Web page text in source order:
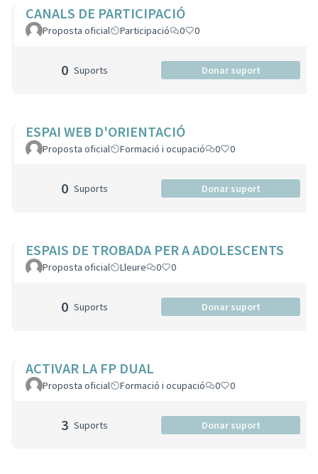
CANALS DE PARTICIPACIÓ
Proposta oficial Participació 0 0
0 Suports Donar suport
ESPAI WEB D'ORIENTACIÓ
Proposta oficial Formació i ocupació 0 0
0 Suports Donar suport
ESPAIS DE TROBADA PER A ADOLESCENTS
Proposta oficial Lleure 0 0
0 Suports Donar suport
ACTIVAR LA FP DUAL
Proposta oficial Formació i ocupació 0 0
3 Suports Donar suport